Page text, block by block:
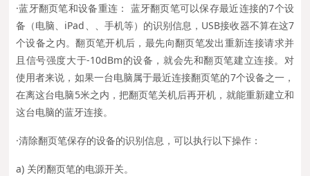
·蓝牙翻页笔和设备重连： 蓝牙翻页笔可以保存最近连接的7个设
备（电脑、iPad、、手机等）的识别信息，USB接收器不算在这7
个设备之内。翻页笔开机后，最先向翻页笔发出重新连接请求并
且信号强度大于-10dBm的设备，就会先和翻页笔建立连接。对
使用者来说，如果一台电脑属于最近连接翻页笔的7个设备之一，
在离这台电脑5米之内，把翻页笔关机后再开机，就能重新建立和
这台电脑的蓝牙连接。
·清除翻页笔保存的设备的识别信息，可以执行以下操作：
a) 关闭翻页笔的电源开关。